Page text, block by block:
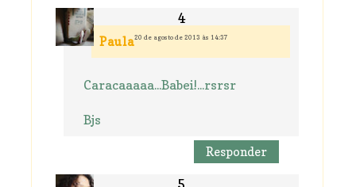
Paula20 de agosto de 2013 às 14:37
Caracaaaaa...Babei!...rsrsr
Bjs
Responder